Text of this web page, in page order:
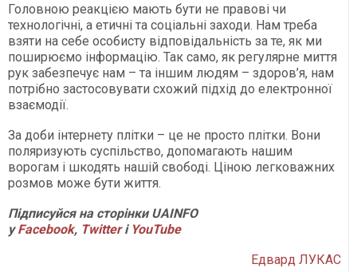
Головною реакцією мають бути не правові чи
технологічні, а етичні та соціальні заходи. Нам треба
взяти на себе особисту відповідальність за те, як ми
поширюємо інформацію. Так само, як регулярне миття
рук забезпечує нам – та іншим людям – здоров’я, нам
потрібно застосовувати схожий підхід до електронної
взаємодії.
За доби інтернету плітки – це не просто плітки. Вони
поляризують суспільство, допомагають нашим
ворогам і шкодять нашій свободі. Ціною легковажних
розмов може бути життя.
Підписуйся на сторінки UAINFO
уFacebook, Twitterі YouTube
Едвард ЛУКАС